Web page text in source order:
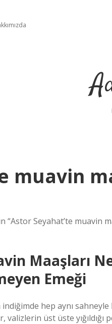
muavin
“Astor Seyahat’te muavin
Maaşları
Emeği
hep aynı
üst üste